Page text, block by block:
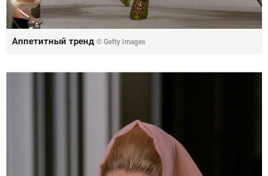
Аппетитный тренд © Getty Images